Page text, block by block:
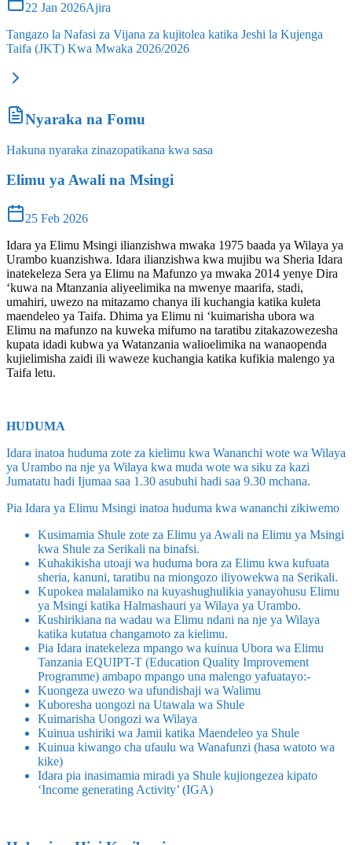
22 Jan 2026Ajira
Tangazo la Nafasi za Vijana za kujitolea katika Jeshi la Kujenga
Taifa (JKT) Kwa Mwaka 2026/2026
Nyaraka na Fomu
Hakuna nyaraka zinazopatikana kwa sasa
Elimu ya Awali na Msingi
25 Feb 2026
Idara ya Elimu Msingi ilianzishwa mwaka 1975 baada ya Wilaya ya
Urambo kuanzishwa. Idara ilianzishwa kwa mujibu wa Sheria Idara
inatekeleza Sera ya Elimu na Mafunzo ya mwaka 2014 yenye Dira
‘kuwa na Mtanzania aliyeelimika na mwenye maarifa, stadi,
umahiri, uwezo na mitazamo chanya ili kuchangia katika kuleta
maendeleo ya Taifa. Dhima ya Elimu ni ‘kuimarisha ubora wa
Elimu na mafunzo na kuweka mifumo na taratibu zitakazowezesha
kupata idadi kubwa ya Watanzania walioelimika na wanaopenda
kujielimisha zaidi ili waweze kuchangia katika kufikia malengo ya
Taifa letu.
HUDUMA
Idara inatoa huduma zote za kielimu kwa Wananchi wote wa Wilaya
ya Urambo na nje ya Wilaya kwa muda wote wa siku za kazi
Jumatatu hadi Ijumaa saa 1.30 asubuhi hadi saa 9.30 mchana.
Pia Idara ya Elimu Msingi inatoa huduma kwa wananchi zikiwemo
Kusimamia Shule zote za Elimu ya Awali na Elimu ya Msingi
kwa Shule za Serikali na binafsi.
Kuhakikisha utoaji wa huduma bora za Elimu kwa kufuata
sheria, kanuni, taratibu na miongozo iliyowekwa na Serikali.
Kupokea malalamiko na kuyashughulikia yanayohusu Elimu
ya Msingi katika Halmashauri ya Wilaya ya Urambo.
Kushirikiana na wadau wa Elimu ndani na nje ya Wilaya
katika kutatua changamoto za kielimu.
Pia Idara inatekeleza mpango wa kuinua Ubora wa Elimu
Tanzania EQUIPT-T (Education Quality Improvement
Programme) ambapo mpango una malengo yafuatayo:-
Kuongeza uwezo wa ufundishaji wa Walimu
Kuboresha uongozi na Utawala wa Shule
Kuimarisha Uongozi wa Wilaya
Kuinua ushiriki wa Jamii katika Maendeleo ya Shule
Kuinua kiwango cha ufaulu wa Wanafunzi (hasa watoto wa
kike)
Idara pia inasimamia miradi ya Shule kujiongezea kipato
‘Income generating Activity’ (IGA)